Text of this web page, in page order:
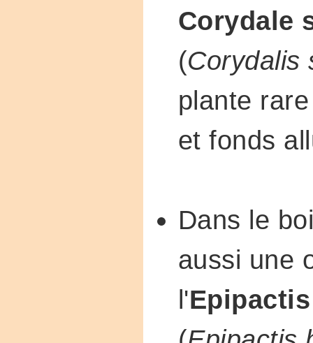
Corydale
(Corydalis
plante
et fonds
Dans le
aussi une
l'